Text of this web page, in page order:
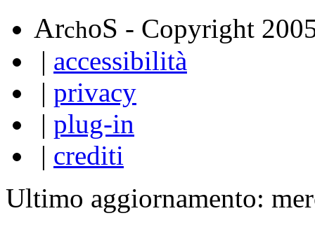
ArchoS - Copyright
| accessibilità
| privacy
| plug-in
| crediti
Ultimo aggiornamento: